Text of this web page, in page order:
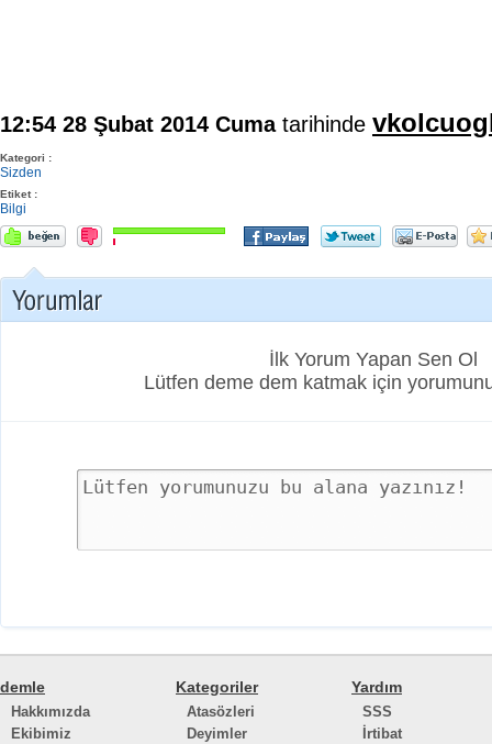
12:54 28 Şubat 2014 Cumatarihinde
Kategori :
Sizden
Etiket :
Bilgi
İlk Yorum Yapan Sen Ol
Lütfen deme dem katmak için
demle
Hakkımızda
Ekibimiz
Kategoriler
Atasözleri
Deyimler
Yardım
SSS
İrtibat